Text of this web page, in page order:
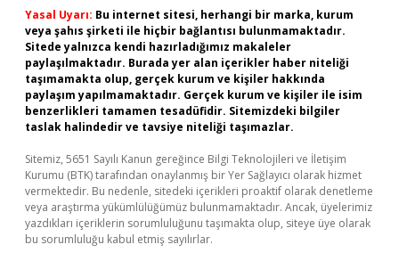
Yasal Uyarı: Bu internet sitesi, herhangi bir marka, kurum
veya şahıs şirketi ile hiçbir bağlantısı bulunmamaktadır.
Sitede yalnızca kendi hazırladığımız makaleler
paylaşılmaktadır. Burada yer alan içerikler haber niteliği
taşımamakta olup, gerçek kurum ve kişiler hakkında
paylaşım yapılmamaktadır. Gerçek kurum ve kişiler ile isim
benzerlikleri tamamen tesadüfidir. Sitemizdeki bilgiler
taslak halindedir ve tavsiye niteliği taşımazlar.
Sitemiz, 5651 Sayılı Kanun gereğince Bilgi Teknolojileri ve İletişim
Kurumu (BTK) tarafından onaylanmış bir Yer Sağlayıcı olarak hizmet
vermektedir. Bu nedenle, sitedeki içerikleri proaktif olarak denetleme
veya araştırma yükümlülüğümüz bulunmamaktadır. Ancak, üyelerimiz
yazdıkları içeriklerin sorumluluğunu taşımakta olup, siteye üye olarak
bu sorumluluğu kabul etmiş sayılırlar.